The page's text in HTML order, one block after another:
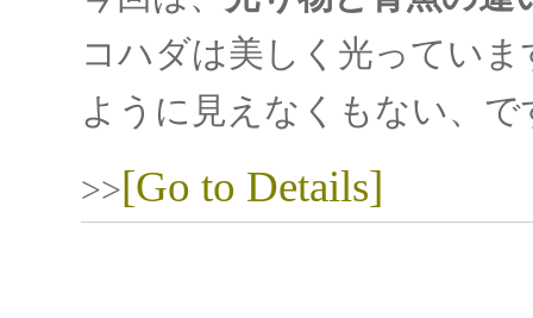
コハダは美しく光ってい
ように見えなくもない、で
>>[Go to Details]